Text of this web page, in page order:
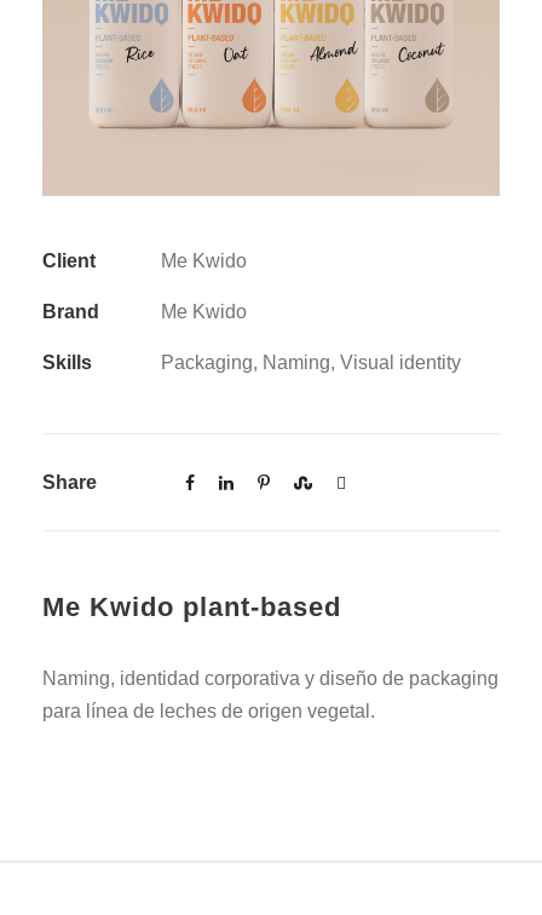
Client Me Kwido
Brand Me Kwido
Skills Packaging, Naming, Visual identity
Share
Me Kwido plant-based
Naming, identidad corporativa y diseño de packaging
para línea de leches de origen vegetal.